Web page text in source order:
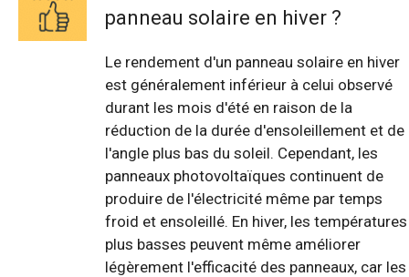
panneau solaire en hiver ?
Le rendement d'un panneau solaire en hiver
est généralement inférieur à celui observé
durant les mois d'été en raison de la
réduction de la durée d'ensoleillement et de
l'angle plus bas du soleil. Cependant, les
panneaux photovoltaïques continuent de
produire de l'électricité même par temps
froid et ensoleillé. En hiver, les températures
plus basses peuvent même améliorer
légèrement l'efficacité des panneaux, car les